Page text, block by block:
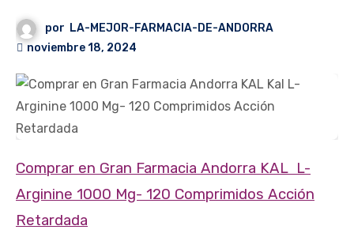
por LA-MEJOR-FARMACIA-DE-ANDORRA
noviembre 18, 2024
Comprar en Gran Farmacia Andorra KAL L-
Arginine 1000 Mg- 120 Comprimidos Acción
Retardada